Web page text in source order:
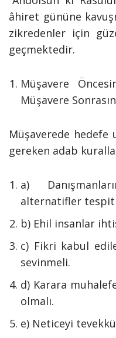
âhiret gününe
zikredenler için
geçmektedir.
Müşavere
Müşavere
Müşaverede
gereken adab
a)
alternatifler tespit
b) Ehil insanlar
c) Fikri kabul
sevinmeli.
d) Karara
olmalı.
e) Neticeyi